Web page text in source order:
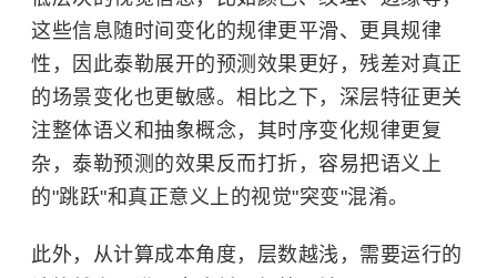
这些信息随时间变化的规律更平滑、更具规律
性，因此泰勒展开的预测效果更好，残差对真正
的场景变化也更敏感。相比之下，深层特征更关
注整体语义和抽象概念，其时序变化规律更复
杂，泰勒预测的效果反而打折，容易把语义上
的"跳跃"和真正意义上的视觉"突变"混淆。
此外，从计算成本角度，层数越浅，需要运行的